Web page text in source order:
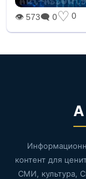
👁 573🗨 0♡ 0
контент для
СМИ, культура,